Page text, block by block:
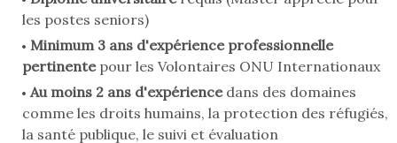
les postes seniors)
Minimum 3 ans d'expérience professionnelle
pertinentepour les Volontaires ONU Internationaux
Au moins 2 ans d'expériencedans des domaines
comme les droits humains, la protection des réfugiés,
la santé publique, le suivi et évaluation